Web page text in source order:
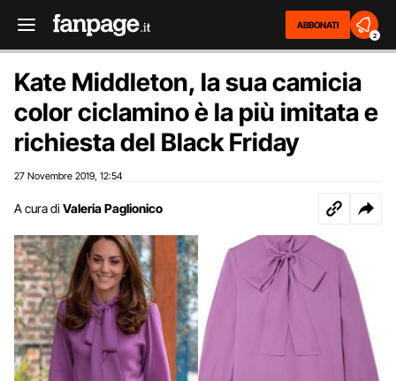
ABBONATI
2
Kate Middleton, la sua camicia
color ciclamino è la più imitata e
richiesta del Black Friday
27 Novembre 2019 12:54
A cura di Valeria Paglionico